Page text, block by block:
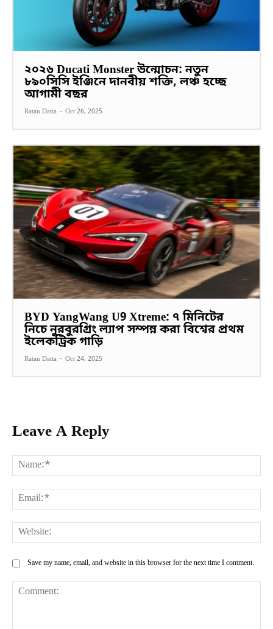
২০২৬ Ducati Monster উন্মোচন: নতুন
৮৯০সিসি ইঞ্জিনে দানবীয় শক্তি, লঞ্চ হচ্ছে
আগামী বছর
Ratan Datta - Oct 26, 2025
BYD YangWang U9 Xtreme: ৭ মিনিটের
নিচে নুরবুরগ্রিং ল্যাপ সম্পন্ন করা বিশ্বের প্রথম
ইলেকট্রিক গাড়ি
Ratan Datta - Oct 24, 2025
Leave A Reply
Save my name, email, and website in this browser for the next time I comment.